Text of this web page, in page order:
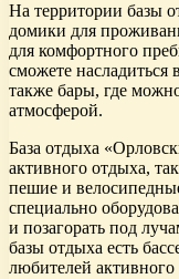
На территории базы
домики для
для комфортного
сможете
также бары, где
атмосферой.
База отдыха
активного отдыха,
пешие и
специально
и позагорать под
базы отдыха есть
любителей активного